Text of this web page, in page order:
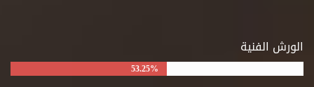
الورش الفنية
53.25%